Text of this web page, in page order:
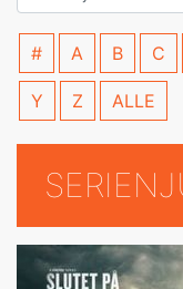
# A B C
Y Z ALLE